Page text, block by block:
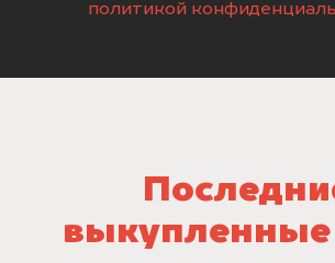
политикой
выкупленные